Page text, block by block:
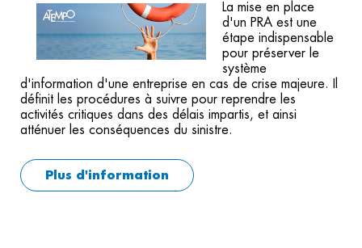
La mise en place
d'un PRA est une
étape indispensable
pour préserver le
système
d'information d'une entreprise en cas de crise majeure. Il
définit les procédures à suivre pour reprendre les
activités critiques dans des délais impartis, et ainsi
atténuer les conséquences du sinistre.
Plus d'information